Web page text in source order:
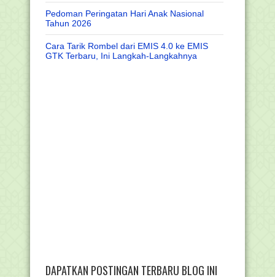
Pedoman Peringatan Hari Anak Nasional
Tahun 2026
Cara Tarik Rombel dari EMIS 4.0 ke EMIS
GTK Terbaru, Ini Langkah-Langkahnya
DAPATKAN POSTINGAN TERBARU BLOG INI